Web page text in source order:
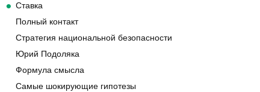
Ставка
Полный контакт
Стратегия национальной безопасности
Юрий Подоляка
Формула смысла
Самые шокирующие гипотезы